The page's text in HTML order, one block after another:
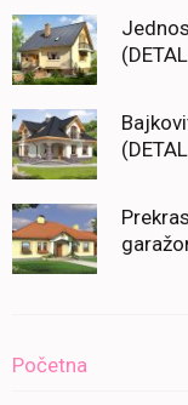
Početna